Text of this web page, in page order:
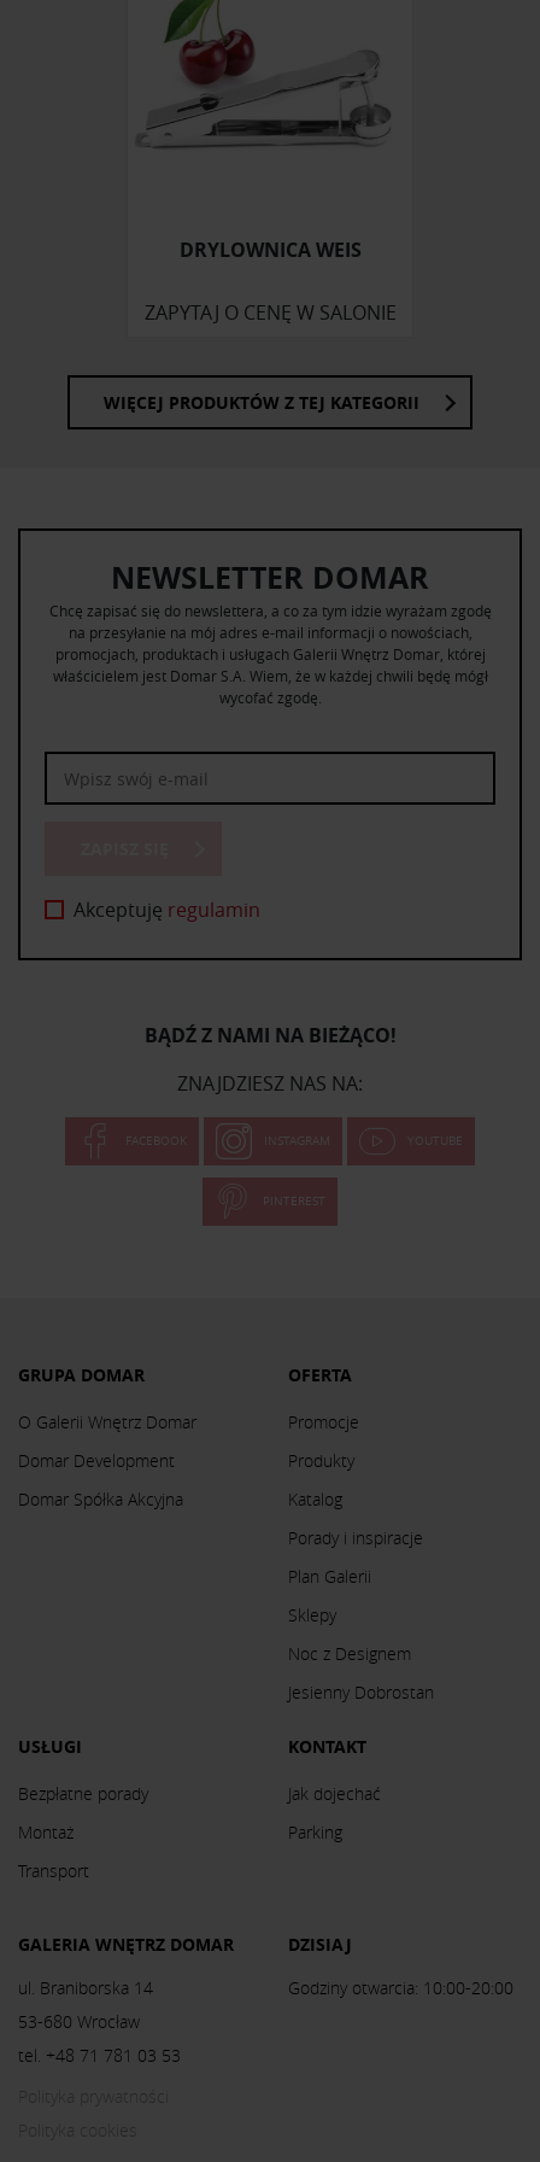
korzystasz z naszej witryny, udostępniamy partnerom
społecznościowym, reklamowym i analitycznym.
Partnerzy mogą połączyć te informacje z innymi danymi
otrzymanymi od Ciebie lub uzyskanymi podczas
korzystania z ich usług.
DRYLOWNICA WEIS
ZAPYTAJ O CENĘ W SALONIE
WIĘCEJ PRODUKTÓW Z TEJ KATEGORII
NEWSLETTER DOMAR
Chcę zapisać się do newslettera, a co za tym idzie wyrażam zgodę
na przesyłanie na mój adres e-mail informacji o nowościach,
promocjach, produktach i usługach Galerii Wnętrz Domar, której
właścicielem jest Domar S.A. Wiem, że w każdej chwili będę mógł
wycofać zgodę.
Akceptuję regulamin
BĄDŹ Z NAMI NA BIEŻĄCO!
ZNAJDZIESZ NAS NA:
FACEBOOK INSTAGRAM YOUTUBE
PINTEREST
GRUPA DOMAR
O Galerii Wnętrz Domar
Domar Development
Domar Spółka Akcyjna
OFERTA
Promocje
Produkty
Katalog
Porady i inspiracje
Plan Galerii
Sklepy
Noc z Designem
Jesienny Dobrostan
USŁUGI
Bezpłatne porady
Montaż
Transport
KONTAKT
Jak dojechać
Parking
GALERIA WNĘTRZ DOMAR
ul. Braniborska 14
53-680 Wrocław
tel. +48 71 781 03 53
DZISIAJ
Godziny otwarcia: 10:00-20:00